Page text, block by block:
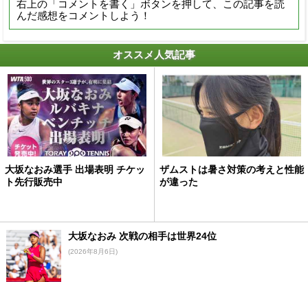
右上の「コメントを書く」ボタンを押して、この記事を読
んだ感想をコメントしよう！
オススメ人気記事
大坂なおみ選手 出場表明 チケッ
ト先行販売中
ザムストは暑さ対策の考えと性能
が違った
大坂なおみ 次戦の相手は世界24位
(2026年8月6日)